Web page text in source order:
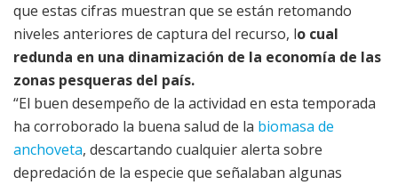
que estas cifras muestran que se están retomando
niveles anteriores de captura del recurso, lo cual
redunda en una dinamización de la economía de las
zonas pesqueras del país.
“El buen desempeño de la actividad en esta temporada
ha corroborado la buena salud de la biomasa de
anchoveta, descartando cualquier alerta sobre
depredación de la especie que señalaban algunas